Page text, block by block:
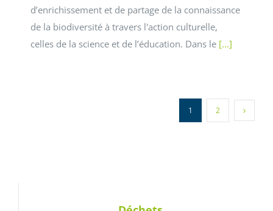
d’enrichissement et de partage de la connaissance
de la biodiversité à travers l'action culturelle,
celles de la science et de l’éducation. Dans le [...]
1 2